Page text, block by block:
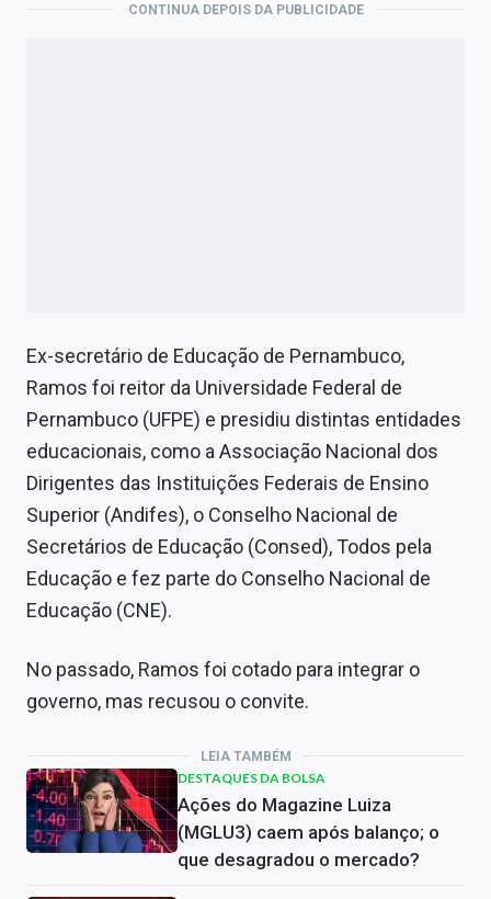
CONTINUA DEPOIS DA PUBLICIDADE
Ex-secretário de Educação de Pernambuco,
Ramos foi reitor da Universidade Federal de
Pernambuco (UFPE) e presidiu distintas entidades
educacionais, como a Associação Nacional dos
Dirigentes das Instituições Federais de Ensino
Superior (Andifes), o Conselho Nacional de
Secretários de Educação (Consed), Todos pela
Educação e fez parte do Conselho Nacional de
Educação (CNE).
No passado, Ramos foi cotado para integrar o
governo, mas recusou o convite.
LEIA TAMBÉM
DESTAQUES DA BOLSA
Ações do Magazine Luiza
(MGLU3) caem após balanço; o
que desagradou o mercado?